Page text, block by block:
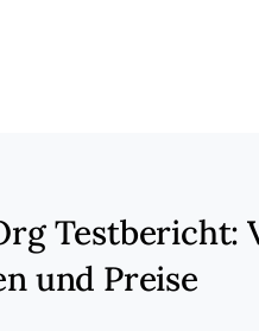
Testbericht:
und Preise